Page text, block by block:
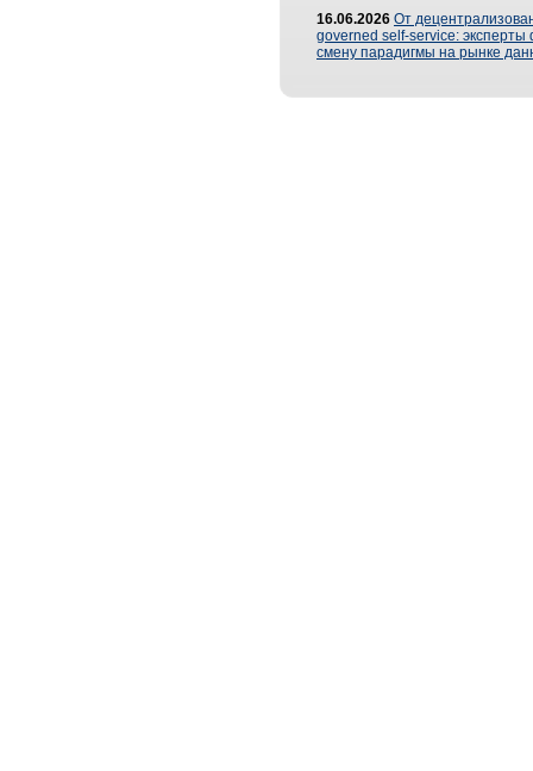
16.06.2026 От
governed self-service: эксперты
смену парадигмы на рынке